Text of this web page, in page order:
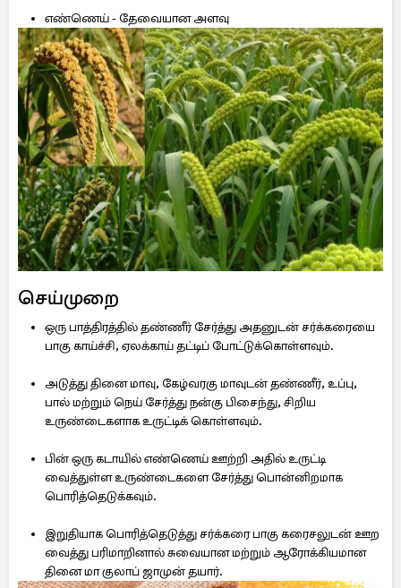
எண்ணெய் - தேவையான அளவு
செய்முறை
ஒரு பாத்திரத்தில் தண்ணீர் சேர்த்து அதனுடன் சர்க்கரையை
பாகு காய்ச்சி, ஏலக்காய் தட்டிப் போட்டுக்கொள்ளவும்.
அடுத்து தினை மாவு, கேழ்வரகு மாவுடன் தண்ணீர், உப்பு,
பால் மற்றும் நெய் சேர்த்து நன்கு பிசைந்து, சிறிய
உருண்டைகளாக உருட்டிக் கொள்ளவும்.
பின் ஒரு கடாயில் எண்ணெய் ஊற்றி அதில் உருட்டி
வைத்துள்ள உருண்டைகளை சேர்த்து பொன்னிறமாக
பொரித்தெடுக்கவும்.
இறுதியாக பொரித்தெடுத்து சர்க்கரை பாகு கரைசலுடன் ஊற
வைத்து பரிமாறினால் சுவையான மற்றும் ஆரோக்கியமான
தினை மா குலாப் ஜாமுன் தயார்.